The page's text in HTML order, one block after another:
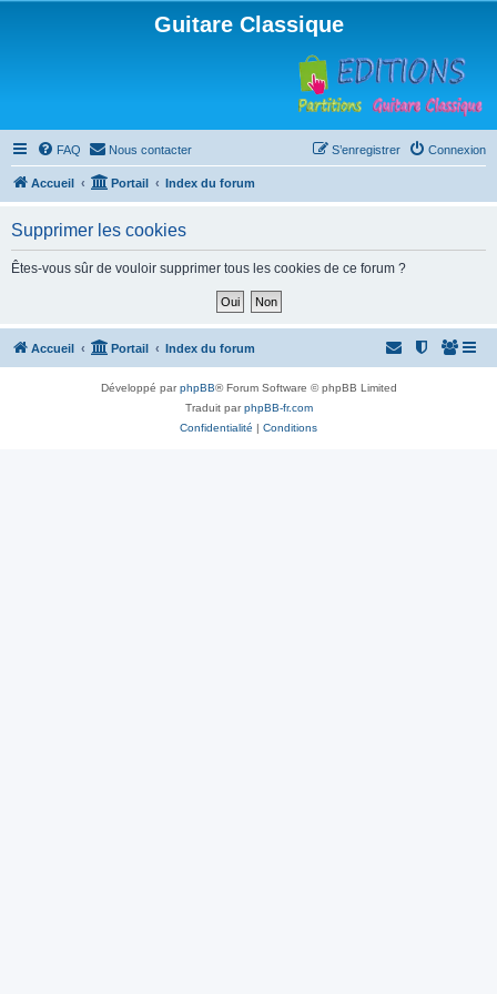
Guitare Classique
FAQ Nous contacter Connexion
S’enregistrer
Accueil Portail Index du forum
Supprimer les cookies
Êtes-vous sûr de vouloir supprimer tous les cookies de ce forum ?
Accueil Portail Index du forum
Développé parphpBB® Forum Software © phpBB Limited
Traduit parphpBB-fr.com
Confidentialité | Conditions